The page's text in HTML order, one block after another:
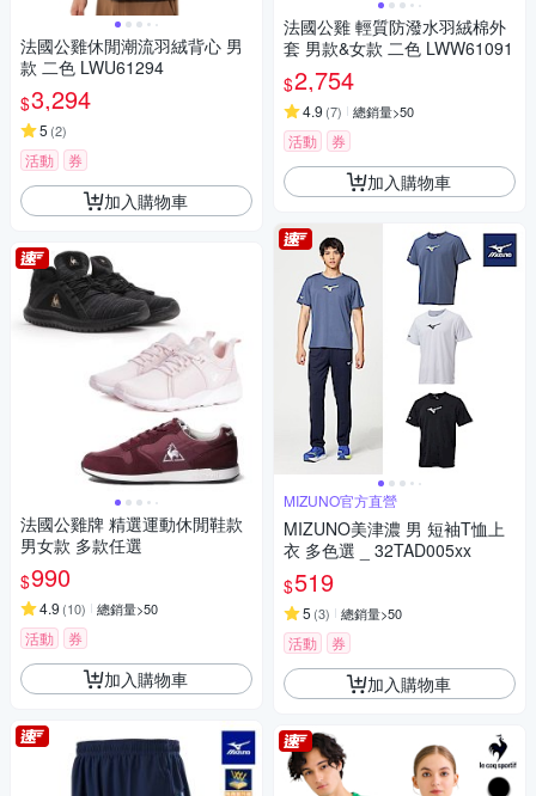
法國公雞休閒潮流羽絨背心 男
款 二色 LWU61294
$3,294
5 (2)
活動 券
加入購物車
法國公雞牌 精選運動休閒鞋款
男女款 多款任選
$990
4.9 (10) 總銷量>50
活動 券
加入購物車
法國公雞 輕質防潑水羽絨棉外
套 男款&女款 二色 LWW61091
$2,754
4.9 (7) 總銷量>50
活動 券
加入購物車
MIZUNO官方直營
MIZUNO美津濃 男 短袖T恤上
衣 多色選 _ 32TAD005xx
$519
5 (3) 總銷量>50
活動 券
加入購物車